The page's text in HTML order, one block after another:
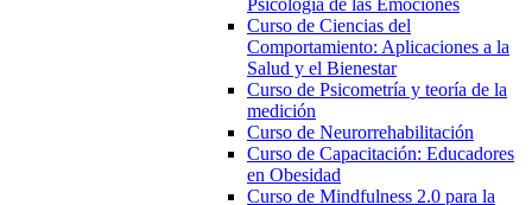
Psicología de las Emociones
Curso de Ciencias del
Comportamiento: Aplicaciones a la
Salud y el Bienestar
Curso de Psicometría y teoría de la
medición
Curso de Neurorrehabilitación
Curso de Capacitación: Educadores
en Obesidad
Curso de Mindfulness 2.0 para la